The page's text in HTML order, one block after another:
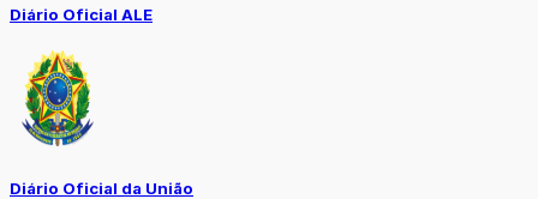
Diário Oficial ALE
Diário Oficial da União